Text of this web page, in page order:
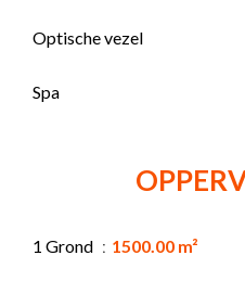
Optische vezel
Spa
1 Grond 1500.00 m²